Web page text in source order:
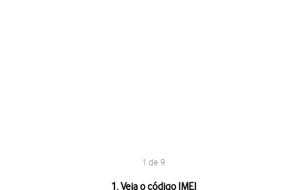
1 de 9
1. Veja o código IMEI